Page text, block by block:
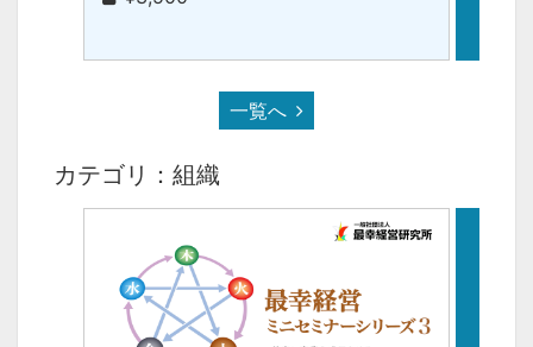
一覧へ
カテゴリ：組織